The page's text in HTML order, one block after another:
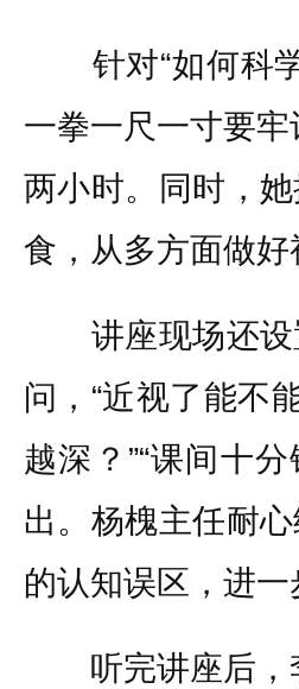
针对“如何科学
一拳一尺一寸要
两小时。同时，
食，从多方面做好
讲座现场还设
问，“近视了能不
越深？”“课间十
出。杨槐主任耐
的认知误区，进
听完讲座后，